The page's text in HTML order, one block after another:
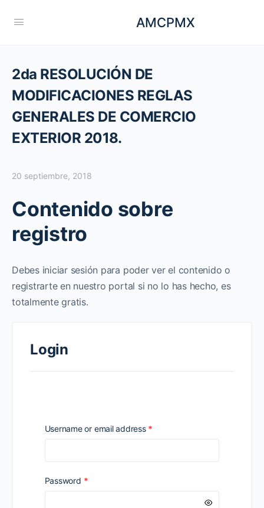
AMCPMX
2da RESOLUCIÓN DE
MODIFICACIONES REGLAS
GENERALES DE COMERCIO
EXTERIOR 2018.
20 septiembre, 2018
Contenido sobre
registro
Debes iniciar sesión para poder ver el contenido o
registrarte en nuestro portal si no lo has hecho, es
totalmente gratis.
Login
Username or email address *
Password *Required